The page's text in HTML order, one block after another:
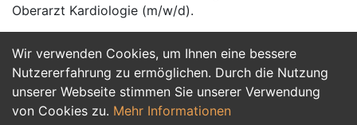
Wir verwenden Cookies, um Ihnen eine bessere
Nutzererfahrung zu ermöglichen. Durch die Nutzung
unserer Webseite stimmen Sie unserer Verwendung
von Cookies zu. Mehr Informationen
Oberarzt Kardiologie (m/w/d).
Jetzt Bewerben